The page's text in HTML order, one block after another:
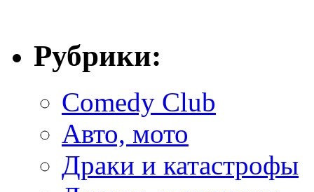
Рубрики:
Comedy Club
Авто, мото
Драки и катастрофы